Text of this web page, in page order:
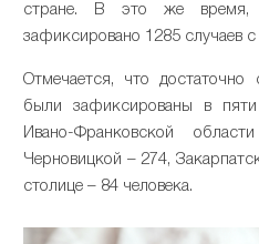
стране. В это же
зафиксировано 1285 случаев
Отмечается, что
были зафиксированы в
Ивано-Франковской
Черновицкой – 274,
столице – 84 человека.